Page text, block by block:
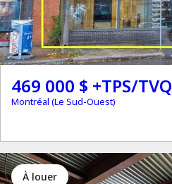
469 000 $ +TPS/TVQ
Montréal (Le Sud-Ouest)
à louer